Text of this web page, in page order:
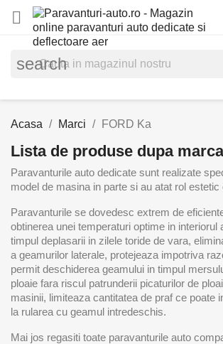

search
Acasa Marci FORD Ka
Lista de produse dupa
Paravanturile auto dedicate sunt realizate
model de masina in parte si au atat rol estetic
Paravanturile se dovedesc extrem de
obtinerea unei temperaturi optime in interiorul
timpul deplasarii in zilele toride de vara,
a geamurilor laterale, protejeaza impotriva
permit deschiderea geamului in timpul
ploaie fara riscul patrunderii picaturilor de
masinii, limiteaza cantitatea de praf ce poate
la rularea cu geamul intredeschis.
Mai jos regasiti toate paravanturile auto